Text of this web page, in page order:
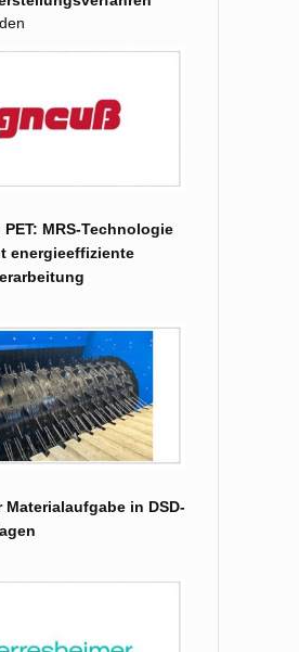
PET: MRS-Technologie
energieeffiziente
Materialaufgabe in DSD-